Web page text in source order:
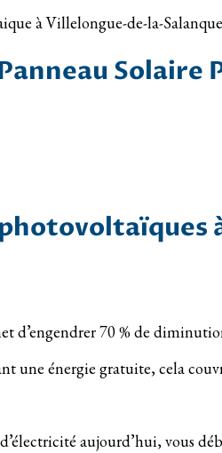
à Villelongue-de-la-Salanque
d’engendrer 70 % de
une énergie gratuite, cela
aujourd’hui, vous